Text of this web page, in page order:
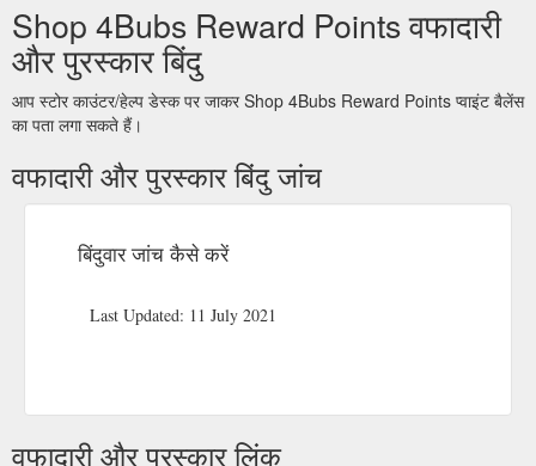
Shop 4Bubs Reward Points वफादारी
और पुरस्कार बिंदु
आप स्टोर काउंटर/हेल्प डेस्क पर जाकर Shop 4Bubs Reward Points प्वाइंट बैलेंस
का पता लगा सकते हैं।
वफादारी और पुरस्कार बिंदु जांच
बिंदुवार जांच कैसे करें
Last Updated: 11 July 2021
वफादारी और पुरस्कार लिंक